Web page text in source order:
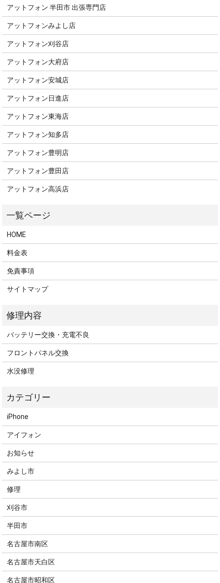
アットフォン 半田市 出張専門店
アットフォンみよし店
アットフォン刈谷店
アットフォン大府店
アットフォン安城店
アットフォン日進店
アットフォン東海店
アットフォン知多店
アットフォン豊明店
アットフォン豊田店
アットフォン高浜店
HOME
料金表
免責事項
サイトマップ
バッテリー交換・充電不良
フロントパネル交換
水没修理
iPhone
アイフォン
お知らせ
みよし市
修理
刈谷市
半田市
名古屋市南区
名古屋市天白区
名古屋市昭和区